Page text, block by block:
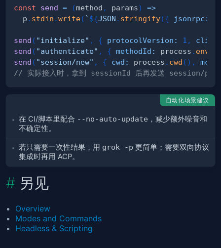
const send = (method , params)
=>
  p
. stdin .write( ` ${JSON . stringify({ jsonrpc :
send ( "initialize" , { protocolVersion : 1 ,
send ( "authenticate" , { methodId : process . env
send ( "session/new" , { cwd : process . cwd ( ) ,
// 实际接入时，拿到 sessionId 后再发送 session/
自动化场景建议
在 CI/脚本里配合 --no-auto-update ，减少额外噪音和
不确定性。
若只需要一次性结果，用 grok -p 更简单；需要双向协议
集成时再用 ACP。
另见
Overview
Modes and Commands
Headless & Scripting